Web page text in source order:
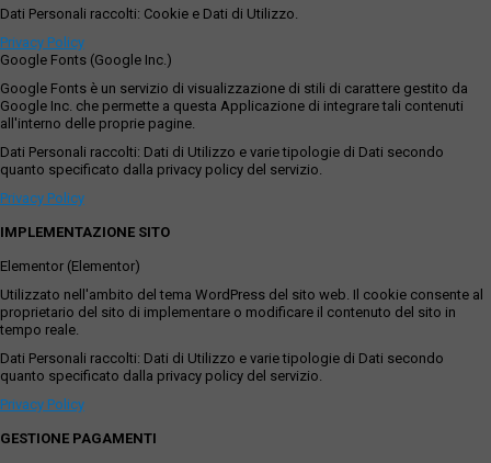
Dati Personali raccolti: Cookie e Dati di Utilizzo.
Privacy Policy
Google Fonts (Google Inc.)
Google Fonts è un servizio di visualizzazione di stili di carattere gestito da
Google Inc. che permette a questa Applicazione di integrare tali contenuti
all'interno delle proprie pagine.
Dati Personali raccolti: Dati di Utilizzo e varie tipologie di Dati secondo
quanto specificato dalla privacy policy del servizio.
Privacy Policy
IMPLEMENTAZIONE SITO
Elementor (Elementor)
Utilizzato nell'ambito del tema WordPress del sito web. Il cookie consente al
proprietario del sito di implementare o modificare il contenuto del sito in
tempo reale.
Dati Personali raccolti: Dati di Utilizzo e varie tipologie di Dati secondo
quanto specificato dalla privacy policy del servizio.
Privacy Policy
GESTIONE PAGAMENTI